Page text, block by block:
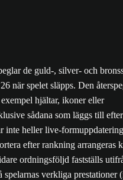
de guld-, silver- och
när spelet släpps. Den
hjältar, ikoner eller
sådana som läggs till
inte heller live-
efter rankning arrangeras
ordningsföljd fastställs
spelarnas verkliga prestationer